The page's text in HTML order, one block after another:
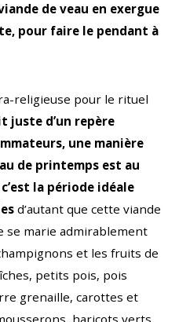
de veau en exergue
pour faire le pendant à
religieuse pour le rituel
juste d’un repère
une manière
de printemps est au
la période idéale
d’autant que cette viande
se marie admirablement
et les fruits de
petits pois, pois
grenaille, carottes et
haricots verts